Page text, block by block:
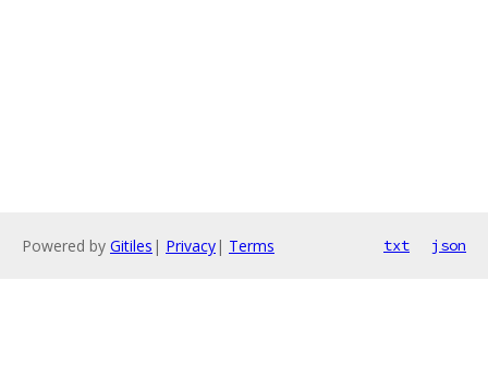
Powered by Gitiles | Privacy| Terms txt json